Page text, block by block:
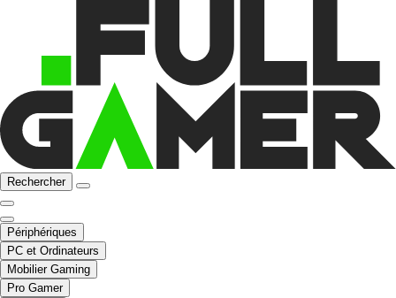
Rechercher
Périphériques
PC et Ordinateurs
Mobilier Gaming
Pro Gamer